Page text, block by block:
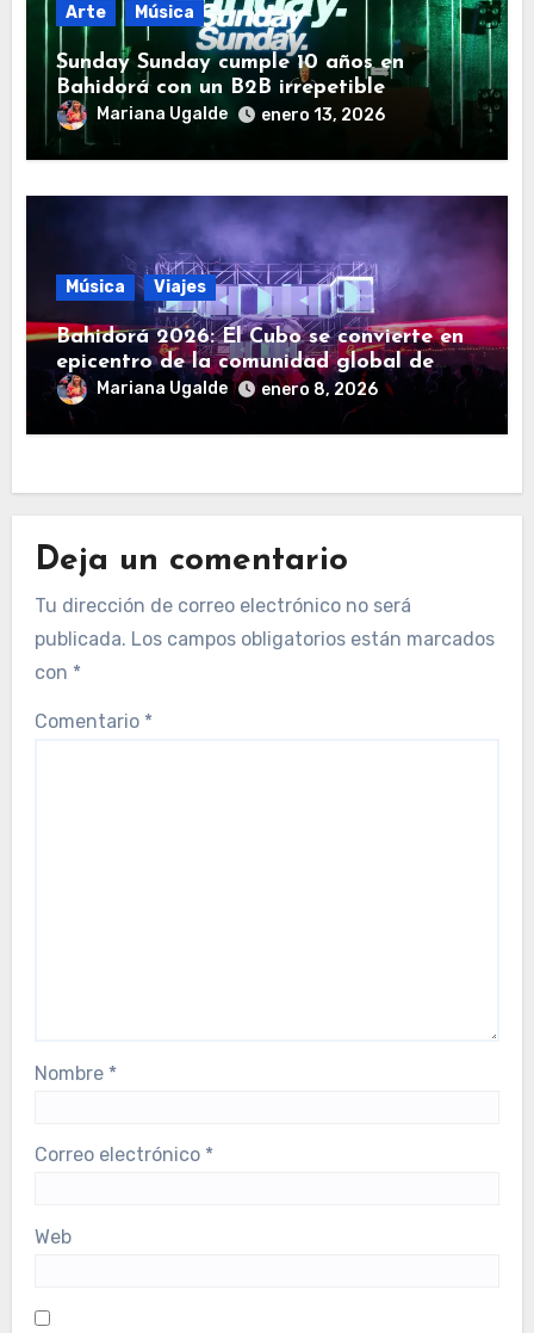
Arte Música
Sunday Sunday cumple 10 años en
Bahidorá con un B2B irrepetible
Mariana Ugalde enero 13, 2026
Música Viajes
Bahidorá 2026: El Cubo se convierte en
epicentro de la comunidad global de
música electrónica
Mariana Ugalde enero 8, 2026
Deja un comentario
Tu dirección de correo electrónico no será
publicada. Los campos obligatorios están marcados
con *
Comentario *
Nombre *
Correo electrónico *
Web